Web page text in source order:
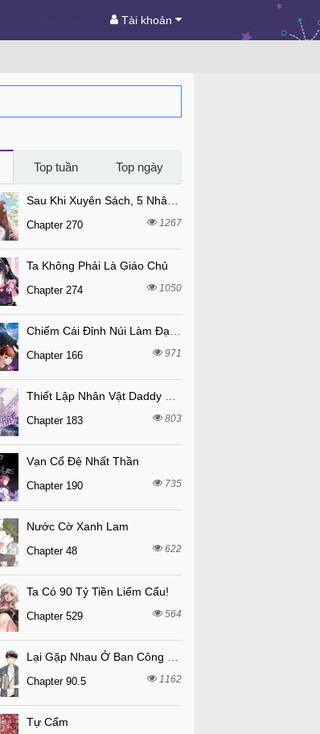
Tài khoản
Top tuần Top ngày
Chapter 270 1267
Ta Không Phải Là Giáo Chủ
Chapter 274 1050
Chapter 166 971
Chapter 183 803
Vạn Cổ Đệ Nhất Thần
Chapter 190 735
Nước Cờ Xanh Lam
Chapter 48 622
Ta Có 90 Tỷ Tiền Liếm Cẩu!
Chapter 529 564
Chapter 90.5 1162
Tự Cẩm